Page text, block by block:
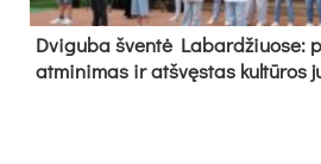
Dvi­gu­ba šven­tė La­bar­džiuo­se:
at­mi­ni­mas ir at­švęs­tas kul­tū­ros